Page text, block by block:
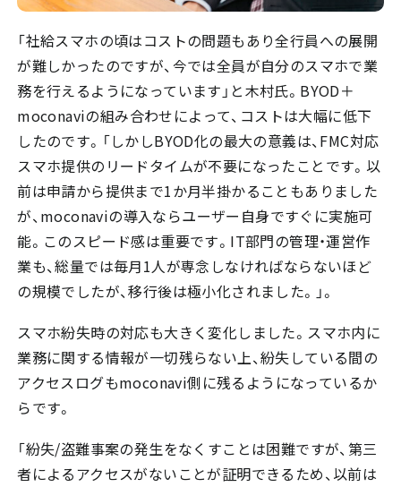
「社給スマホの頃はコストの問題もあり全行員への展開
が難しかったのですが、今では全員が自分のスマホで業
務を行えるようになっています」と木村氏。BYOD＋
moconaviの組み合わせによって、コストは大幅に低下
したのです。「しかしBYOD化の最大の意義は、FMC対応
スマホ提供のリードタイムが不要になったことです。以
前は申請から提供まで1か月半掛かることもありました
が、moconaviの導入ならユーザー自身ですぐに実施可
能。このスピード感は重要です。IT部門の管理・運営作
業も、総量では毎月1人が専念しなければならないほど
の規模でしたが、移行後は極小化されました。」。
スマホ紛失時の対応も大きく変化しました。スマホ内に
業務に関する情報が一切残らない上、紛失している間の
アクセスログもmoconavi側に残るようになっているか
らです。
「紛失/盗難事案の発生をなくすことは困難ですが、第三
者によるアクセスがないことが証明できるため、以前は